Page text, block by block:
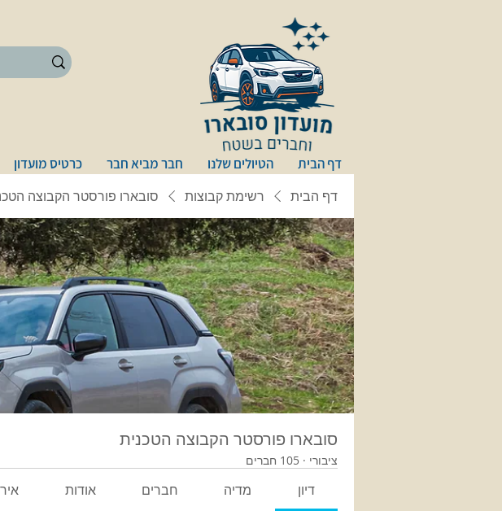
דף הבית הטיולים שלנו חבר מביא חבר כרטיס מועדון
דף הבית
רשימת קבוצות סובארו פורסטר הקבוצה
סובארו פורסטר הקבוצה הטכנית
ציבורי · 105 חברים
דיון מדיה חברים אודות